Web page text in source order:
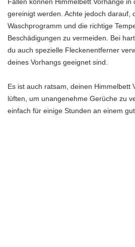
gereinigt werden. Achte jedoch darauf,
Waschprogramm und die richtige
Beschädigungen zu vermeiden. Bei
du auch spezielle Fleckenentferner
deines Vorhangs geeignet sind.
Es ist auch ratsam, deinen Himmelbett
lüften, um unangenehme Gerüche zu
einfach für einige Stunden an einem